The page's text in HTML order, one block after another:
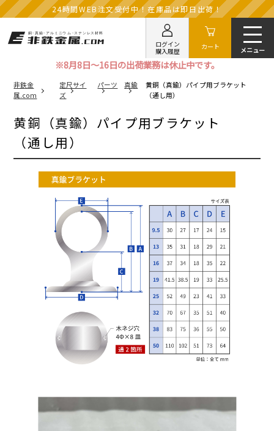
※8月8日～16日の出荷業務は休止中です。
24時間WEB注文受付中！在庫品は即日出荷！
ログイン
購入履歴
カート
非鉄金
属.com
定尺サイ
ズ
パーツ 真鍮
黄銅（真鍮）パイプ用ブラケット
（通し用）
黄銅（真鍮）パイプ用ブラケット
（通し用）